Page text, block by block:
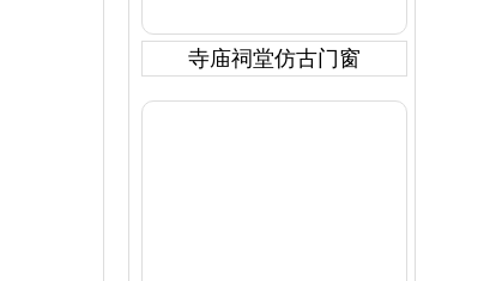
寺庙祠堂仿古门窗